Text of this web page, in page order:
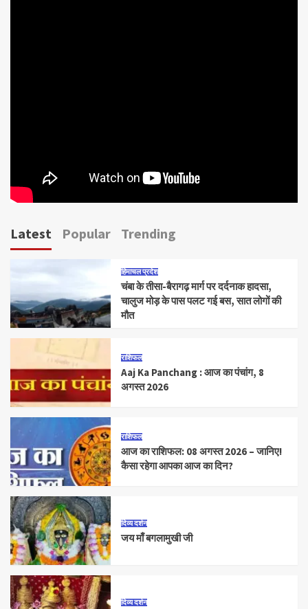
Latest Popular Trending
हिमाचल प्रदेश
चंबा के तीसा-बैरागढ़ मार्ग पर दर्दनाक हादसा,
चालुज मोड़ के पास पलट गई बस, सात लोगों की
मौत
राशिफल
Aaj Ka Panchang : आज का पंचांग, 8
अगस्त 2026
राशिफल
आज का राशिफल: 08 अगस्त 2026 – जानिए!
कैसा रहेगा आपका आज का दिन?
दिव्य दर्शन
जय माँ बगलामुखी जी
दिव्य दर्शन